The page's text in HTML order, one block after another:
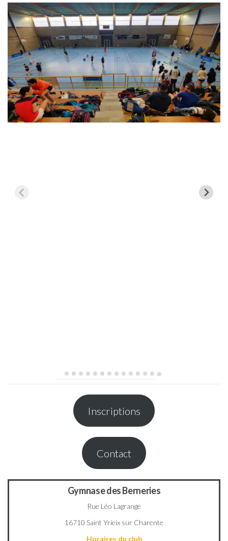
Inscriptions
Contact
Gymnase des Berneries
Rue Léo Lagrange
16710 Saint Yrieix sur Charente
Horaires du club